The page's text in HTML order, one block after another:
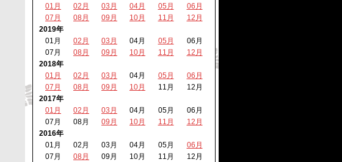
01月
02月 03月 04月 05月
06月
07月
08月 09月 10月 11月
12月
2019年
01月
02月 03月 04月 05月
06月
07月
08月 09月 10月 11月
12月
2018年
01月
02月 03月 04月 05月
06月
07月
08月 09月 10月 11月
12月
2017年
01月
02月 03月 04月 05月
06月
07月
08月 09月 10月 11月
12月
2016年
01月
02月 03月 04月 05月
06月
07月
08月 09月 10月 11月
12月